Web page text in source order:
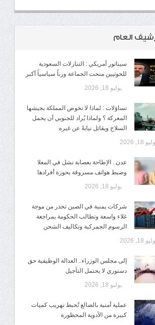
العام
سيناتور أمريكي : التنازلات السعودية
للحوثيين منحت الجماعة وزناً سياسياً أكبر
يوليو 18, 2026
تساؤلات : لماذا لا تخوض المملكة بجيشها
المعركة ؟ ولماذا يُراد للجنوبي أن يحمل
السلاح ويقاتل نيابةً عن غيره
18, 2026
عدن.. الإطاحة بعصابة نشل في المعلا
وضبط هواتف مسروقة بحوزة أفرادها
يوليو 18, 2026
شركات يمنية في الصين تحذر من موجة
غلاء واسعة وتطالب الحكومة بمراجعة
الرسوم الجمركية وتكاليف الشحن
18, 2026
إلى مجلس الوزراء.. العدالة الوظيفية حق
دستوري لا يحتمل التأجيل
يوليو 18, 2026
عملية أمنية بالضالع تُحبط تهريب كميات
كبيرة من الأدوية المحظورة